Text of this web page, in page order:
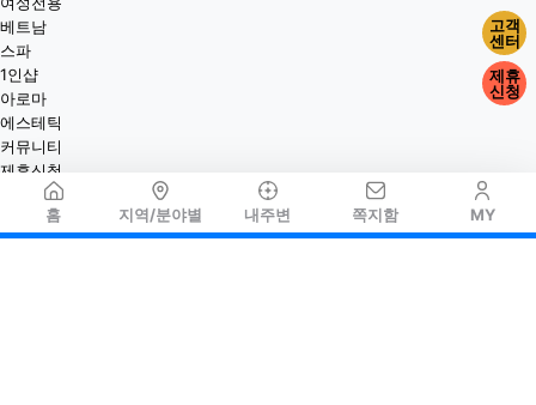
홈 지역/분야별 내주변 쪽지함 MY
베트남
스파
1인샵
아로마
에스테틱
커뮤니티
제휴신청
고객
센터
제휴
신청